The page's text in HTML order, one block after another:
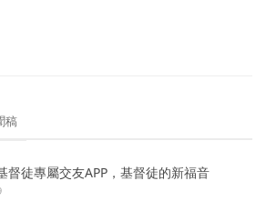
稿
督徒專屬交友APP，基督徒的新福音